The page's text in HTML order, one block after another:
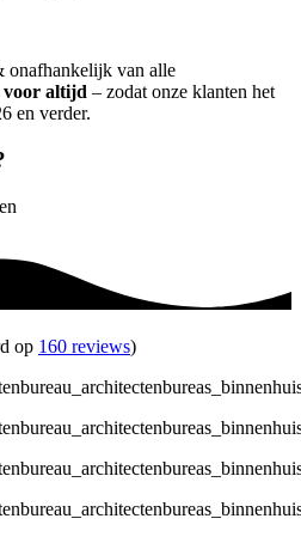
onafhankelijk van alle
voor altijd – zodat onze klanten het
en verder.
op 160 reviews)